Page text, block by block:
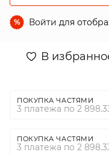
% Войти для
В
ПОКУПКА ЧАСТЯМИ
3 платежа по 2
ПОКУПКА ЧАСТЯМИ
3 платежа по 2